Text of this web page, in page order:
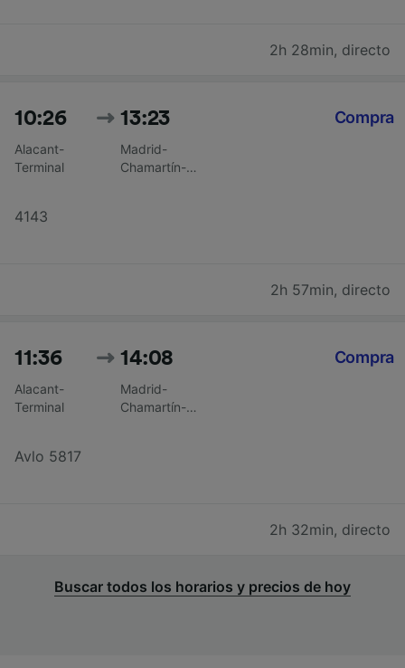
2h 28min, directo
10:26
Alacant-
Terminal
13:23
Madrid-
Chamartín-
4143
Compra
2h 57min, directo
11:36
Alacant-
Terminal
14:08
Madrid-
Chamartín-
Avlo 5817
Compra
2h 32min, directo
Buscar todos los horarios y precios de hoy